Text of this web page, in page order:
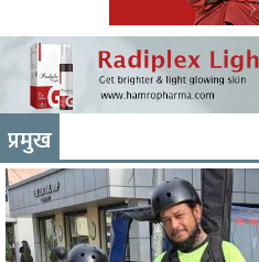
प्रमुख